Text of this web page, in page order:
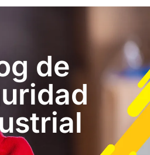
de